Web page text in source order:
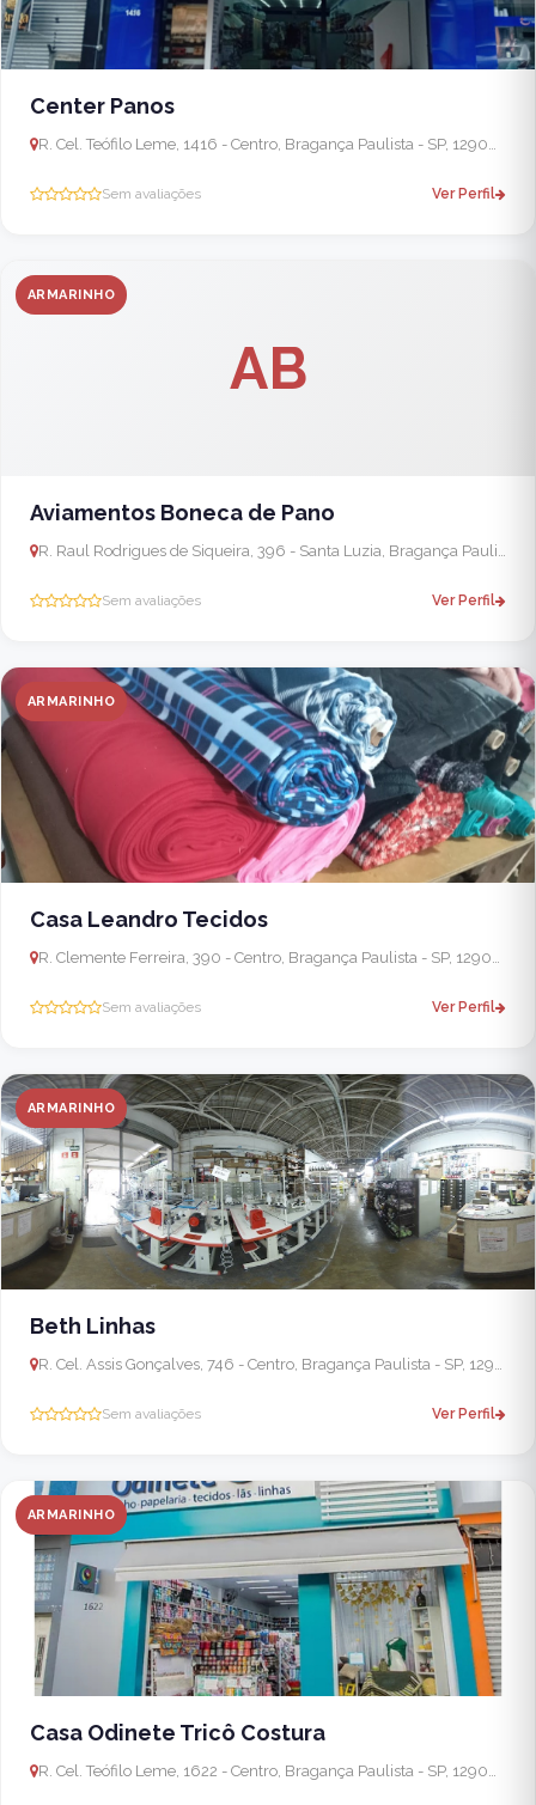
Center Panos
R. Cel. Teófilo Leme, 1416 - Centro, Bragança Paulista - SP, 12900-002, Brasil
Sem avaliações Ver Perfil
AB
ARMARINHO
Aviamentos Boneca de Pano
R. Raul Rodrigues de Siqueira, 396 - Santa Luzia, Bragança Paulista - SP, 12919-484, Brasil
Sem avaliações Ver Perfil
ARMARINHO
Casa Leandro Tecidos
R. Clemente Ferreira, 390 - Centro, Bragança Paulista - SP, 12900-050, Brasil
Sem avaliações Ver Perfil
ARMARINHO
Beth Linhas
R. Cel. Assis Gonçalves, 746 - Centro, Bragança Paulista - SP, 12900-480, Brasil
Sem avaliações Ver Perfil
ARMARINHO
Casa Odinete Tricô Costura
R. Cel. Teófilo Leme, 1622 - Centro, Bragança Paulista - SP, 12900-002, Brasil